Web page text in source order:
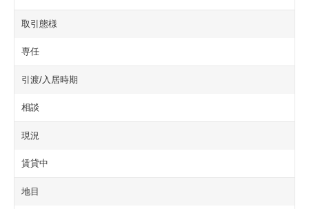
取引態様
専任
引渡/入居時期
相談
現況
賃貸中
地目